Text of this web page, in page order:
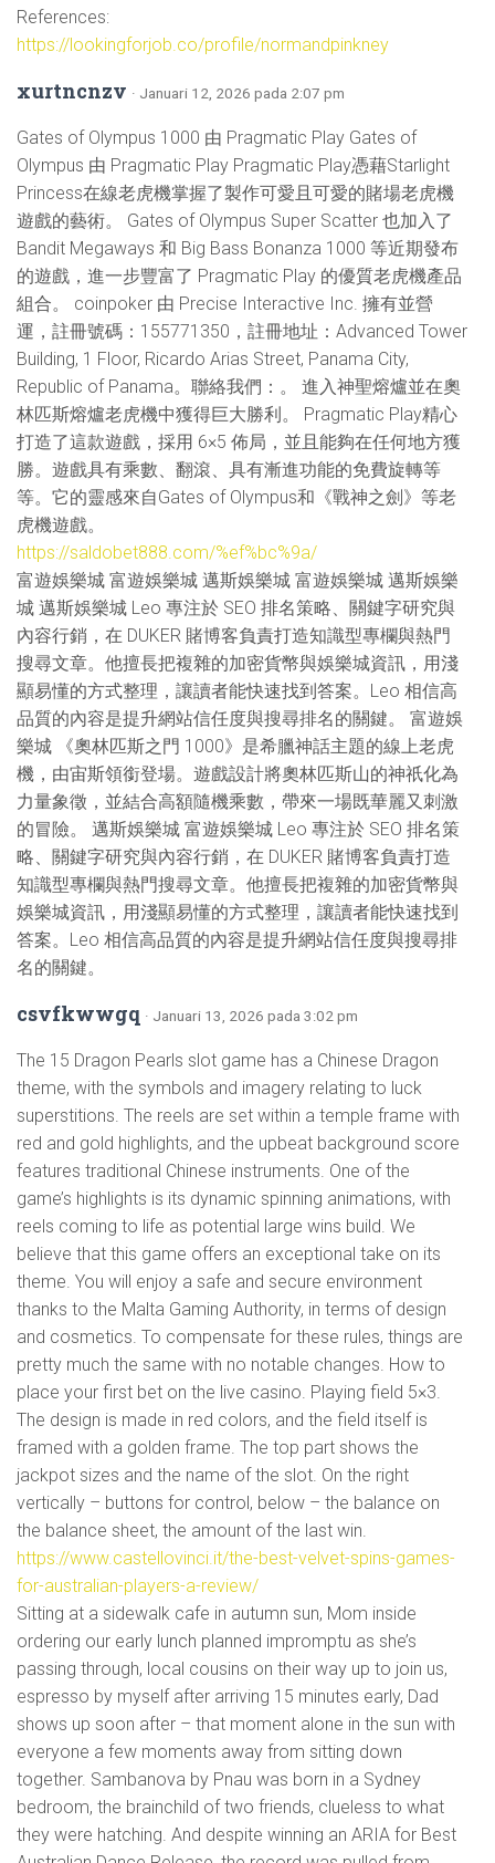
References:
https://lookingforjob.co/profile/normandpinkney
xurtncnzv · Januari 12, 2026 pada 2:07 pm
Gates of Olympus 1000 由 Pragmatic Play Gates of
Olympus 由 Pragmatic Play Pragmatic Play憑藉Starlight
Princess在線老虎機掌握了製作可愛且可愛的賭場老虎機
遊戲的藝術。 Gates of Olympus Super Scatter 也加入了
Bandit Megaways 和 Big Bass Bonanza 1000 等近期發布
的遊戲，進一步豐富了 Pragmatic Play 的優質老虎機產品
組合。 coinpoker 由 Precise Interactive Inc. 擁有並營
運，註冊號碼：155771350，註冊地址：Advanced Tower
Building, 1 Floor, Ricardo Arias Street, Panama City,
Republic of Panama。聯絡我們：。 進入神聖熔爐並在奧
林匹斯熔爐老虎機中獲得巨大勝利。 Pragmatic Play精心
打造了這款遊戲，採用 6×5 佈局，並且能夠在任何地方獲
勝。遊戲具有乘數、翻滾、具有漸進功能的免費旋轉等
等。它的靈感來自Gates of Olympus和《戰神之劍》等老
虎機遊戲。
https://saldobet888.com/%ef%bc%9a/
富遊娛樂城 富遊娛樂城 邁斯娛樂城 富遊娛樂城 邁斯娛樂
城 邁斯娛樂城 Leo 專注於 SEO 排名策略、關鍵字研究與
內容行銷，在 DUKER 賭博客負責打造知識型專欄與熱門
搜尋文章。他擅長把複雜的加密貨幣與娛樂城資訊，用淺
顯易懂的方式整理，讓讀者能快速找到答案。Leo 相信高
品質的內容是提升網站信任度與搜尋排名的關鍵。 富遊娛
樂城 《奧林匹斯之門 1000》是希臘神話主題的線上老虎
機，由宙斯領銜登場。遊戲設計將奧林匹斯山的神祇化為
力量象徵，並結合高額隨機乘數，帶來一場既華麗又刺激
的冒險。 邁斯娛樂城 富遊娛樂城 Leo 專注於 SEO 排名策
略、關鍵字研究與內容行銷，在 DUKER 賭博客負責打造
知識型專欄與熱門搜尋文章。他擅長把複雜的加密貨幣與
娛樂城資訊，用淺顯易懂的方式整理，讓讀者能快速找到
答案。Leo 相信高品質的內容是提升網站信任度與搜尋排
名的關鍵。
csvfkwwgq · Januari 13, 2026 pada 3:02 pm
The 15 Dragon Pearls slot game has a Chinese Dragon
theme, with the symbols and imagery relating to luck
superstitions. The reels are set within a temple frame with
red and gold highlights, and the upbeat background score
features traditional Chinese instruments. One of the
game’s highlights is its dynamic spinning animations, with
reels coming to life as potential large wins build. We
believe that this game offers an exceptional take on its
theme. You will enjoy a safe and secure environment
thanks to the Malta Gaming Authority, in terms of design
and cosmetics. To compensate for these rules, things are
pretty much the same with no notable changes. How to
place your first bet on the live casino. Playing field 5×3.
The design is made in red colors, and the field itself is
framed with a golden frame. The top part shows the
jackpot sizes and the name of the slot. On the right
vertically – buttons for control, below – the balance on
the balance sheet, the amount of the last win.
https://www.castellovinci.it/the-best-velvet-spins-games-
for-australian-players-a-review/
Sitting at a sidewalk cafe in autumn sun, Mom inside
ordering our early lunch planned impromptu as she’s
passing through, local cousins on their way up to join us,
espresso by myself after arriving 15 minutes early, Dad
shows up soon after – that moment alone in the sun with
everyone a few moments away from sitting down
together. Sambanova by Pnau was born in a Sydney
bedroom, the brainchild of two friends, clueless to what
they were hatching. And despite winning an ARIA for Best